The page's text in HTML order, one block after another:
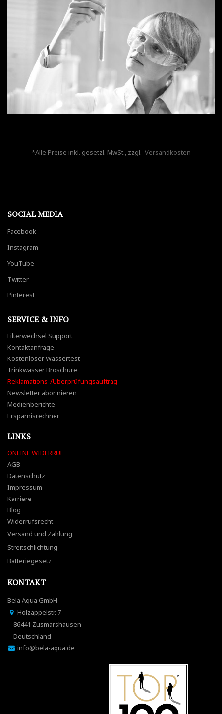
*Alle Preise inkl. gesetzl. MwSt., zzgl. Versandkosten
SOCIAL MEDIA
Facebook
Instagram
YouTube
Twitter
Pinterest
SERVICE & INFO
Filterwechsel Support
Kontaktanfrage
Kostenloser Wassertest
Trinkwasser Broschüre
Reklamations-/Überprüfungsauftrag
Newsletter abonnieren
Medienberichte
Ersparnisrechner
LINKS
ONLINE WIDERRUF
AGB
Datenschutz
Impressum
Karriere
Blog
Widerrufsrecht
Versand und Zahlung
Streitschlichtung
Batteriegesetz
KONTAKT
Bela Aqua GmbH
Holzappelstr. 7
86441 Zusmarshausen
Deutschland
info@bela-aqua.de